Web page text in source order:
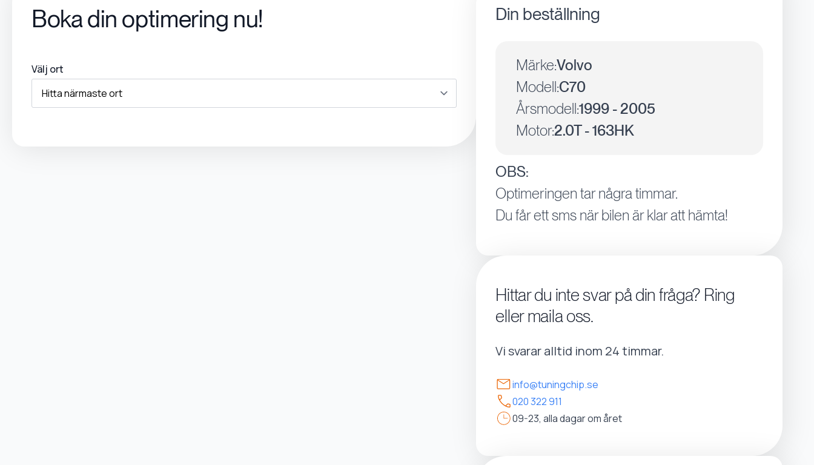
Boka din optimering nu!
Välj ort
Din beställning
Märke:Volvo
Modell:C70
Årsmodell:1999 - 2005
Motor:2.0T - 163HK
OBS:
Optimeringen tar några timmar.
Du får ett sms när bilen är klar att hämta!
Hittar du inte svar på din fråga? Ring
eller maila oss.
Vi svarar alltid inom 24 timmar.
info@tuningchip.se
020 322 911
09-23, alla dagar om året